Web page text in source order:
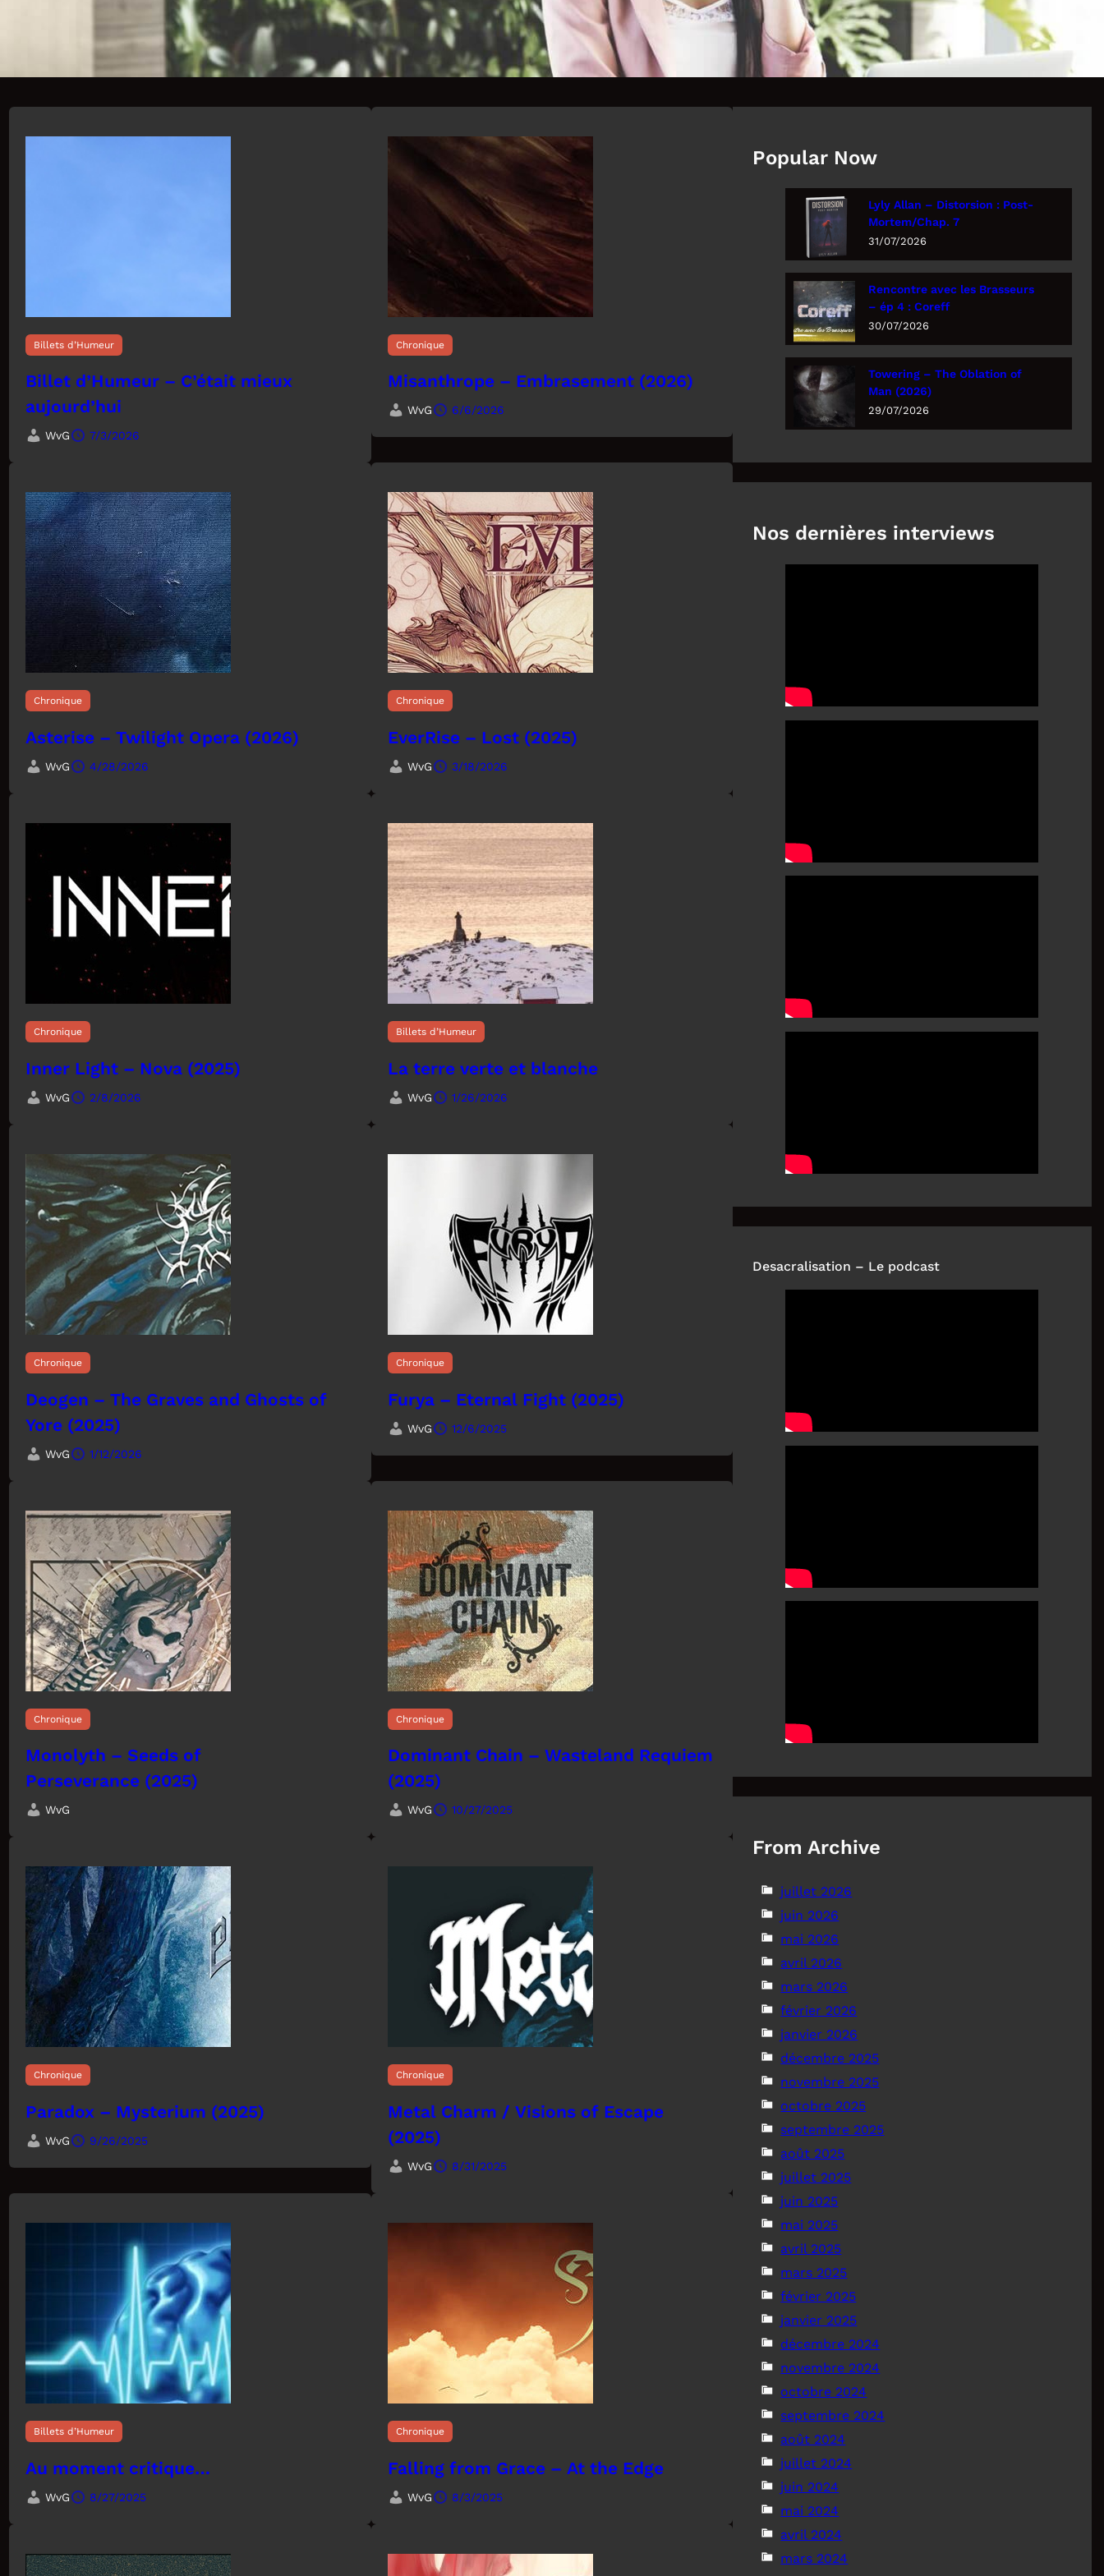
Billets d’Humeur
Billet d’Humeur – C’était mieux
aujourd’hui
WvG 7/3/2026
Chronique
Misanthrope – Embrasement (2026)
WvG 6/6/2026
Chronique
Asterise – Twilight Opera (2026)
WvG 4/28/2026
Chronique
EverRise – Lost (2025)
WvG 3/18/2026
Chronique
Inner Light – Nova (2025)
WvG 2/8/2026
Billets d’Humeur
La terre verte et blanche
WvG 1/26/2026
Chronique
Deogen – The Graves and Ghosts of
Yore (2025)
WvG 1/12/2026
Chronique
Furya – Eternal Fight (2025)
WvG 12/6/2025
Chronique
Monolyth – Seeds of
Perseverance (2025)
WvG
Chronique
Dominant Chain – Wasteland Requiem
(2025)
WvG 10/27/2025
Chronique
Paradox – Mysterium (2025)
WvG 9/26/2025
Chronique
Metal Charm / Visions of Escape
(2025)
WvG 8/31/2025
Billets d’Humeur
Au moment critique…
WvG 8/27/2025
Chronique
Falling from Grace – At the Edge
WvG 8/3/2025
Popular Now
Lyly Allan – Distorsion : Post-
Mortem/Chap. 7
31/07/2026
Rencontre avec les Brasseurs
– ép 4 : Coreff
30/07/2026
Towering – The Oblation of
Man (2026)
29/07/2026
Nos dernières interviews
Desacralisation – Le podcast
From Archive
juillet 2026
juin 2026
mai 2026
avril 2026
mars 2026
février 2026
janvier 2026
décembre 2025
novembre 2025
octobre 2025
septembre 2025
août 2025
juillet 2025
juin 2025
mai 2025
avril 2025
mars 2025
février 2025
janvier 2025
décembre 2024
novembre 2024
octobre 2024
septembre 2024
août 2024
juillet 2024
juin 2024
mai 2024
avril 2024
mars 2024